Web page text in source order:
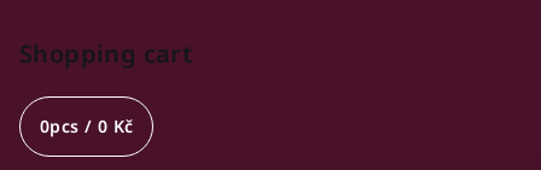
Shopping cart
0pcs / 0 Kč